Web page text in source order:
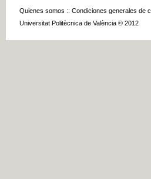
Quienes somos :: Condiciones generales de
Universitat Politècnica de València © 2012